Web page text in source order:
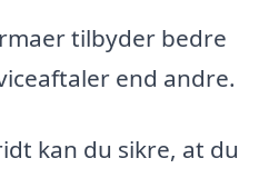
tilbyder bedre
end andre.
kan du sikre, at du